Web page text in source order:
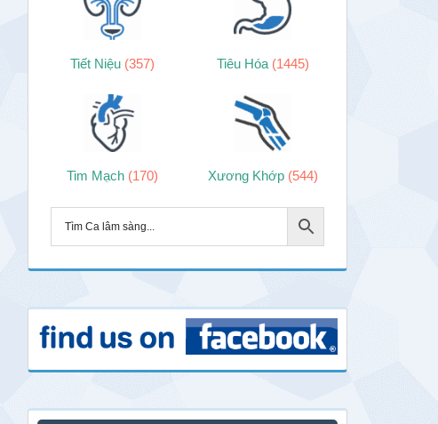
Tiết Niệu (357) Tiêu Hóa (1445)
Tim Mạch (170) Xương Khớp (544)